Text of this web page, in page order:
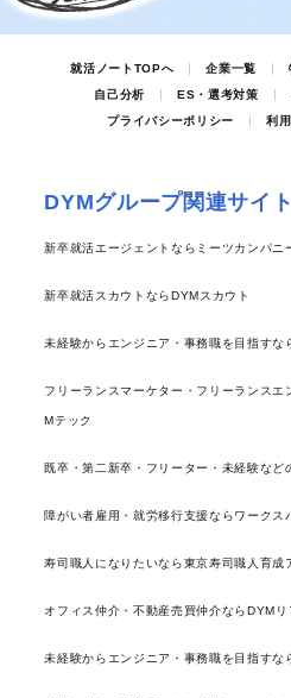
就活ノートTOPへ 企業一覧
自己分析
ES・選考対策
プライバシーポリシー
利
DYMグループ関連サイト
新卒就活エージェントならミーツカンパニ
新卒就活スカウトならDYMスカウト
未経験からエンジニア・事務職を目指すな
フリーランスマーケター・フリーランス
Mテック
既卒・第二新卒・フリーター・未経験など
障がい者雇用・就労移行支援ならワークス
寿司職人になりたいなら東京寿司職人育成
オフィス仲介・不動産売買仲介ならDYMリ
未経験からエンジニア・事務職を目指すな